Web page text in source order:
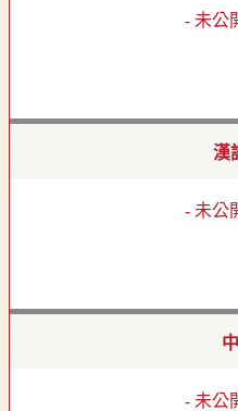
- 未公
漢
- 未公
- 未公